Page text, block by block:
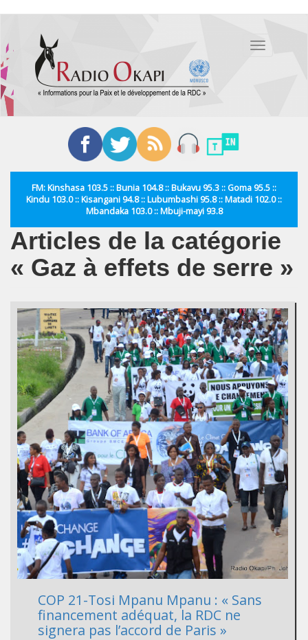
contenu
principal
Toggle
FM: Kinshasa 103.5 :: Bunia 104.8 :: Bukavu 95.3 :: Goma 95.5 ::
Kindu 103.0 :: Kisangani 94.8 :: Lubumbashi 95.8 :: Matadi 102.0 ::
Mbandaka 103.0 :: Mbuji-mayi 93.8
Articles de la catégorie
« Gaz à effets de serre »
COP 21-Tosi Mpanu Mpanu : « Sans
financement adéquat, la RDC ne
signera pas l’accord de Paris »